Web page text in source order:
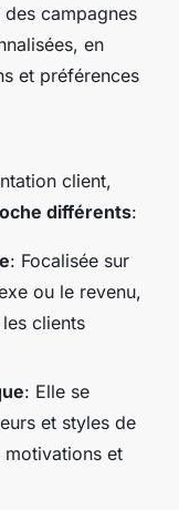
des campagnes
en
et préférences
client,
différents:
: Focalisée sur
ou le revenu,
clients
: Elle se
et styles de
et